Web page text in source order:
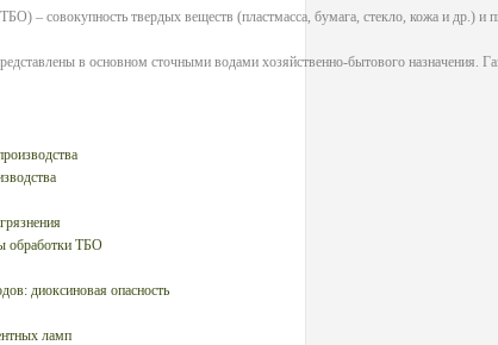
– совокупность твердых веществ (пластмасса, бумага, стекло, кожа и др.)
в основном сточными водами хозяйственно-бытового назначения.
обработки ТБО
диоксиновая опасность
ламп